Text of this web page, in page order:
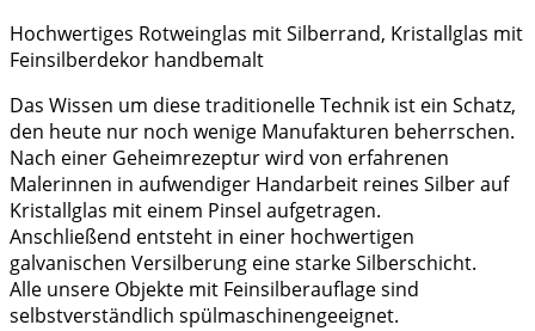
Hochwertiges Rotweinglas mit Silberrand, Kristallglas mit
Feinsilberdekor handbemalt
Das Wissen um diese traditionelle Technik ist ein Schatz,
den heute nur noch wenige Manufakturen beherrschen.
Nach einer Geheimrezeptur wird von erfahrenen
Malerinnen in aufwendiger Handarbeit reines Silber auf
Kristallglas mit einem Pinsel aufgetragen.
Anschließend entsteht in einer hochwertigen
galvanischen Versilberung eine starke Silberschicht.
Alle unsere Objekte mit Feinsilberauflage sind
selbstverständlich spülmaschinengeeignet.